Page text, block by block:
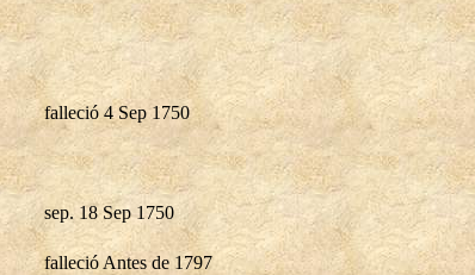
falleció 4 Sep 1750
sep. 18 Sep 1750
falleció Antes de 1797